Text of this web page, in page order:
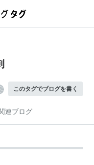
このタグでブログを書く
連ブログ